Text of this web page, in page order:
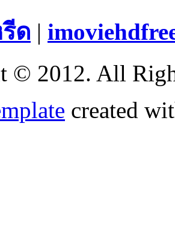
ด |
© 2012. All
created